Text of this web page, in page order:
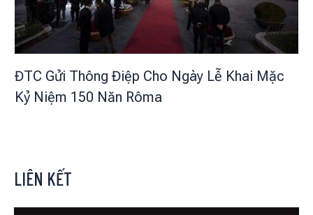
ĐTC Gửi Thông Điệp Cho Ngày Lễ Khai Mặc
Kỷ Niệm 150 Năn Rôma
LIÊN KẾT